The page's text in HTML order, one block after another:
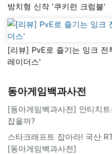
방치형 신작 '쿠키런 크럼블'
[리뷰] PvE로 즐기는 잉크 전
레이더스'
동아게임백과사전
[동아게임백과사전] 안티치
잡을까?
스타크래프트 잡아라! 국산
[동아게임백과사전]